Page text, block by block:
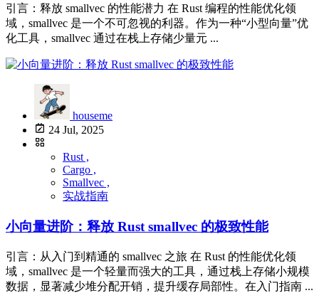
引言：释放 smallvec 的性能潜力 在 Rust 编程的性能优化领
域，smallvec 是一个不可忽视的利器。作为一种“小型向量”优
化工具，smallvec 通过在栈上存储少量元 ...
houseme
24 Jul, 2025
Rust ,
Cargo ,
Smallvec ,
实战指南
小向量进阶：释放 Rust smallvec 的极致性能
引言：从入门到精通的 smallvec 之旅 在 Rust 的性能优化领
域，smallvec 是一个轻量而强大的工具，通过栈上存储小规模
数据，显著减少堆分配开销，提升缓存局部性。在入门指南 ...